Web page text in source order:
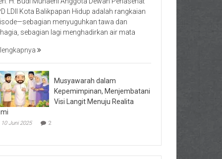
LDII Kota Balikpapan Hidup adalah rangkaian
menyuguhkan tawa dan
sebagian lagi menghadirkan air mata
Musyawarah dalam
Kepemimpinan, Menjembatani
Visi Langit Menuju Realita
10 Juni 2025 2